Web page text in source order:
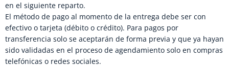
en el siguiente reparto.
El método de pago al momento de la entrega debe ser con
efectivo o tarjeta (débito o crédito). Para pagos por
transferencia solo se aceptarán de forma previa y que ya hayan
sido validadas en el proceso de agendamiento solo en compras
telefónicas o redes sociales.